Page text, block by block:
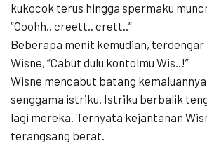
kukocok terus hingga spermaku
“Ooohh.. creett.. crett..”
Beberapa menit kemudian,
Wisne, “Cabut dulu kontolmu Wis..!”
Wisne mencabut batang
senggama istriku. Istriku berbalik
lagi mereka. Ternyata kejantanan
terangsang berat.